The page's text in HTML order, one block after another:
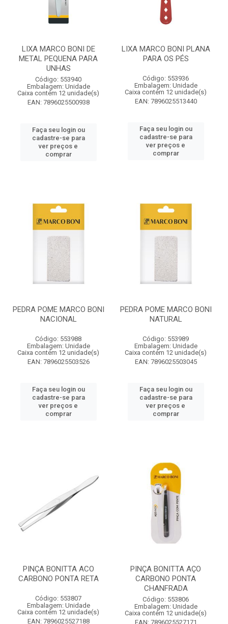
LIXA MARCO BONI DE
METAL PEQUENA PARA
UNHAS
Código: 553940
Embalagem: Unidade
Caixa contém 12 unidade(s)
EAN: 7896025500938
Faça seu login ou
cadastre-se para
ver preços e
comprar
LIXA MARCO BONI PLANA
PARA OS PÉS
Código: 553936
Embalagem: Unidade
Caixa contém 12 unidade(s)
EAN: 7896025513440
Faça seu login ou
cadastre-se para
ver preços e
comprar
PEDRA POME MARCO BONI
NACIONAL
Código: 553988
Embalagem: Unidade
Caixa contém 12 unidade(s)
EAN: 7896025503526
Faça seu login ou
cadastre-se para
ver preços e
comprar
PEDRA POME MARCO BONI
NATURAL
Código: 553989
Embalagem: Unidade
Caixa contém 12 unidade(s)
EAN: 7896025503045
Faça seu login ou
cadastre-se para
ver preços e
comprar
PINÇA BONITTA ACO
CARBONO PONTA RETA
Código: 553807
Embalagem: Unidade
Caixa contém 12 unidade(s)
EAN: 7896025527188
PINÇA BONITTA AÇO
CARBONO PONTA
CHANFRADA
Código: 553806
Embalagem: Unidade
Caixa contém 12 unidade(s)
EAN: 7896025527171